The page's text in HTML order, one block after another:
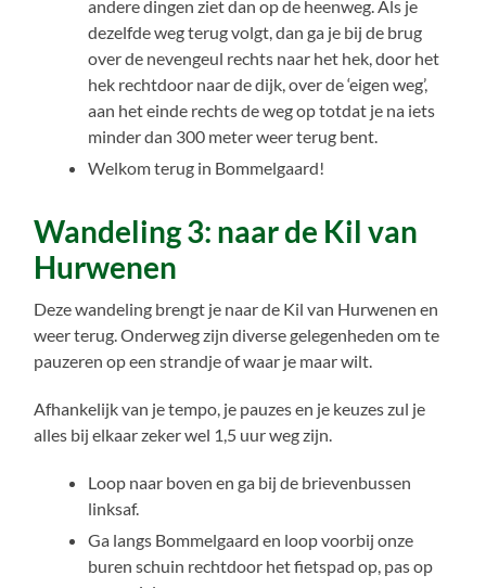
andere dingen ziet dan op de heenweg. Als je
dezelfde weg terug volgt, dan ga je bij de brug
over de nevengeul rechts naar het hek, door het
hek rechtdoor naar de dijk, over de ‘eigen weg’,
aan het einde rechts de weg op totdat je na iets
minder dan 300 meter weer terug bent.
Welkom terug in Bommelgaard!
Wandeling 3: naar de Kil van
Hurwenen
Deze wandeling brengt je naar de Kil van Hurwenen en
weer terug. Onderweg zijn diverse gelegenheden om te
pauzeren op een strandje of waar je maar wilt.
Afhankelijk van je tempo, je pauzes en je keuzes zul je
alles bij elkaar zeker wel 1,5 uur weg zijn.
Loop naar boven en ga bij de brievenbussen
linksaf.
Ga langs Bommelgaard en loop voorbij onze
buren schuin rechtdoor het fietspad op, pas op